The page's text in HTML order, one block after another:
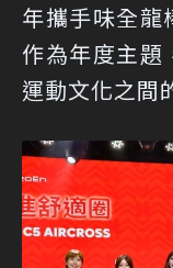
年攜手味全龍
作為年度主題
運動文化之間